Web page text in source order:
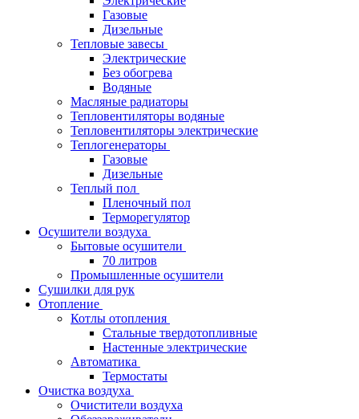
Газовые
Дизельные
Тепловые завесы
Электрические
Без обогрева
Водяные
Масляные радиаторы
Тепловентиляторы водяные
Тепловентиляторы электрические
Теплогенераторы
Газовые
Дизельные
Теплый пол
Пленочный пол
Терморегулятор
Осушители воздуха
Бытовые осушители
70 литров
Промышленные осушители
Сушилки для рук
Отопление
Котлы отопления
Стальные твердотопливные
Настенные электрические
Автоматика
Термостаты
Очистка воздуха
Очистители воздуха